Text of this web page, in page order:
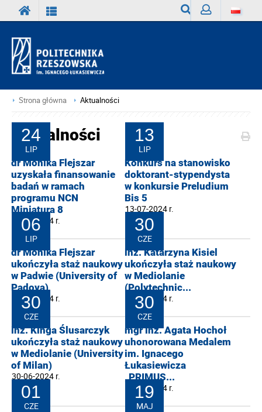
Strona główna Aktualności
Aktualności
24
LIP
dr Monika Flejszar
uzyskała finansowanie
badań w ramach
programu NCN
Miniatura 8
24-07-2024 r.
13
LIP
Konkurs na stanowisko
doktorant-stypendysta
w konkursie Preludium
Bis 5
13-07-2024 r.
06
LIP
dr Monika Flejszar
ukończyła staż naukowy
w Padwie (University of
Padova)
06-07-2024 r.
30
CZE
inż. Katarzyna Kisiel
ukończyła staż naukowy
w Mediolanie
(Polytechnic...
30-06-2024 r.
30
CZE
inż. Kinga Ślusarczyk
ukończyła staż naukowy
w Mediolanie (University
of Milan)
30-06-2024 r.
30
CZE
mgr inż. Agata Hochoł
uhonorowana Medalem
im. Ignacego
Łukasiewicza
„PRIMUS...
30-06-2024 r.
01
CZE
19
MAJ